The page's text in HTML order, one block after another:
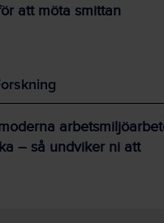
att möta smittan
– så undviker ni att